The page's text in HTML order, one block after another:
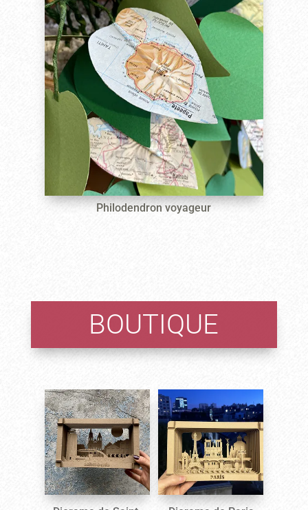
Philodendron voyageur
BOUTIQUE